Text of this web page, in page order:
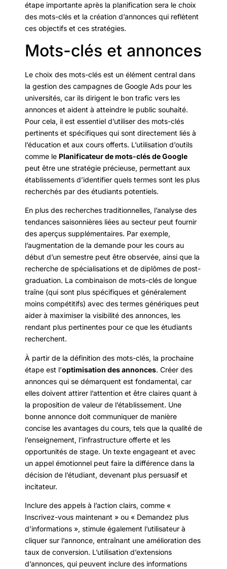
étape importante après la planification sera le choix
des mots-clés et la création d’annonces qui reflètent
ces objectifs et ces stratégies.
Mots-clés et annonces
Le choix des mots-clés est un élément central dans
la gestion des campagnes de Google Ads pour les
universités, car ils dirigent le bon trafic vers les
annonces et aident à atteindre le public souhaité.
Pour cela, il est essentiel d’utiliser des mots-clés
pertinents et spécifiques qui sont directement liés à
l’éducation et aux cours offerts. L’utilisation d’outils
comme le Planificateur de mots-clés de Google
peut être une stratégie précieuse, permettant aux
établissements d’identifier quels termes sont les plus
recherchés par des étudiants potentiels.
En plus des recherches traditionnelles, l’analyse des
tendances saisonnières liées au secteur peut fournir
des aperçus supplémentaires. Par exemple,
l’augmentation de la demande pour les cours au
début d’un semestre peut être observée, ainsi que la
recherche de spécialisations et de diplômes de post-
graduation. La combinaison de mots-clés de longue
traîne (qui sont plus spécifiques et généralement
moins compétitifs) avec des termes génériques peut
aider à maximiser la visibilité des annonces, les
rendant plus pertinentes pour ce que les étudiants
recherchent.
À partir de la définition des mots-clés, la prochaine
étape est l’optimisation des annonces. Créer des
annonces qui se démarquent est fondamental, car
elles doivent attirer l’attention et être claires quant à
la proposition de valeur de l’établissement. Une
bonne annonce doit communiquer de manière
concise les avantages du cours, tels que la qualité de
l’enseignement, l’infrastructure offerte et les
opportunités de stage. Un texte engageant et avec
un appel émotionnel peut faire la différence dans la
décision de l’étudiant, devenant plus persuasif et
incitateur.
Inclure des appels à l’action clairs, comme «
Inscrivez-vous maintenant » ou « Demandez plus
d’informations », stimule également l’utilisateur à
cliquer sur l’annonce, entraînant une amélioration des
taux de conversion. L’utilisation d’extensions
d’annonces, qui peuvent inclure des informations